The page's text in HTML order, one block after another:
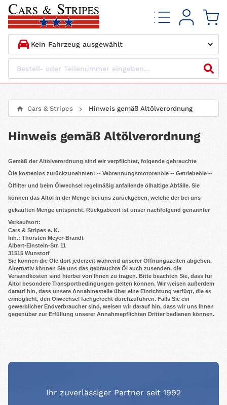
1. HERSTELLER
Cars & Stripes Hinweis gemäß Altölverordnung
Hinweis gemäß Altölverordnung
Gemäß der Altölverordnung sind wir verpflichtet, folgende gebrauchte
Öle kostenlos zurückzunehmen: -- Vebrennungsmotorenöle -- Getriebeöle --
Ölfilter und beim Ölwechsel regelmäßig anfallende ölhaltige Abfälle. Sie
können das Altöl in der Menge bei uns zurückgeben, welche der bei uns
gekauften Menge entspricht. Rückgabeort ist unser nachfolgend genannter
Verkaufsort:
Cars & Stripes e. K.
Inh.: Thorsten Meyer-Brandt
Albert-Einstein-Str. 11
31515 Wunstorf
Sie können die Öle dort jederzeit während unserer Öffnungszeiten abgeben.
Alternativ können Sie uns das gebrauchte Öl auch zusenden, die
Versandkosten sind hierbei von Ihnen zu tragen. Bitte beachten Sie, dass für
Altöl besondere Transportbedingungen gelten können. Wir weisen außerdem
darauf hin, dass unsere Annahmestelle über eine Einrichtung verfügt, die es
ermöglicht, den Ölwechsel fachgerecht durchzuführen. Falls Sie ein
gewerblicher Endverbraucher sind, weisen wir darauf hin, dass wir uns Ihnen
gegenüber zur Erfüllung unserer Annahmepflichten Dritter bedienen können.
Ihr zuverlässiger Partner seit 1992